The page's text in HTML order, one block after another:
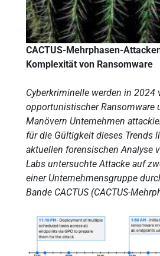
CACTUS-Mehrphasen-
Komplexität von Ransomware
Cyberkriminelle werden in 2024
opportunistischer Ransomware
Manövern Unternehmen
für die Gültigkeit dieses Trends
aktuellen forensischen Analyse
Labs untersuchte Attacke auf
einer Unternehmensgruppe
Bande CACTUS (CACTUS-